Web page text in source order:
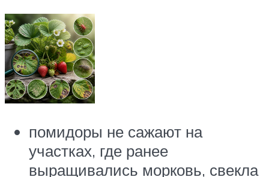
помидоры не сажают на
участках, где ранее
выращивались морковь, свекла